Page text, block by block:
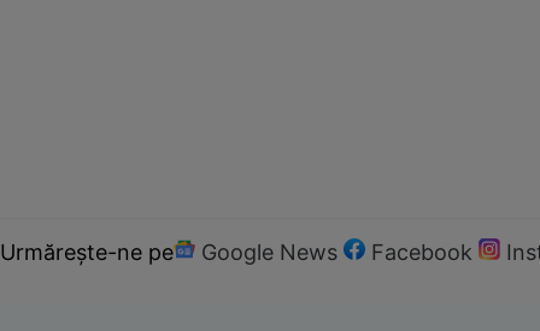
Urmărește-ne pe Google News Facebook